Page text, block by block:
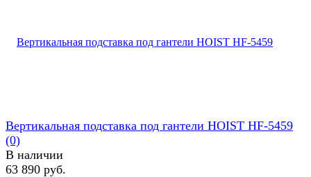
Вертикальная подставка под гантели HOIST HF-5459
(0)
В наличии
63 890 руб.